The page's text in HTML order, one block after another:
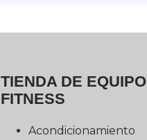
TIENDA DE EQUIPO
FITNESS
Acondicionamiento